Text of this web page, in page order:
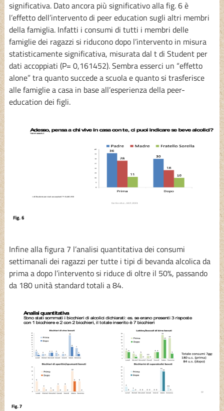
significativa. Dato ancora più significativo alla fig. 6 è
l’effetto dell’intervento di peer education sugli altri membri
della famiglia. Infatti i consumi di tutti i membri delle
famiglie dei ragazzi si riducono dopo l’intervento in misura
statisticamente significativa, misurata dal t di Student per
dati accoppiati (P= 0,161452). Sembra esserci un “effetto
alone” tra quanto succede a scuola e quanto si trasferisce
alle famiglie a casa in base all’esperienza della peer-
education dei figli.
Infine alla figura 7 l’analisi quantitativa dei consumi
settimanali dei ragazzi per tutte i tipi di bevanda alcolica da
prima a dopo l’intervento si riduce di oltre il 50%, passando
da 180 unità standard totali a 84.